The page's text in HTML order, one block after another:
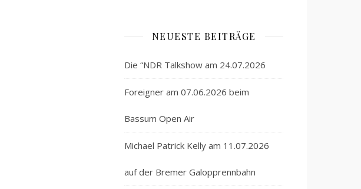
NEUESTE BEITRÄGE
Die “NDR Talkshow am 24.07.2026
Foreigner am 07.06.2026 beim
Bassum Open Air
Michael Patrick Kelly am 11.07.2026
auf der Bremer Galopprennbahn